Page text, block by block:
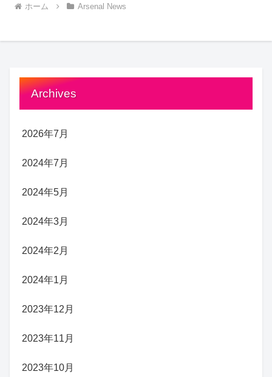
ホーム Arsenal News
Archives
2026年7月
2024年7月
2024年5月
2024年3月
2024年2月
2024年1月
2023年12月
2023年11月
2023年10月